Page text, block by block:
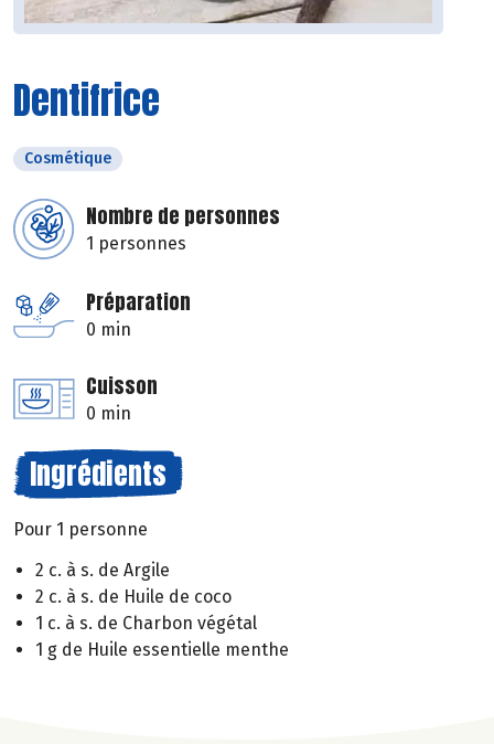
Dentifrice
Cosmétique
Nombre de personnes
1 personnes
Préparation
0 min
Cuisson
0 min
Ingrédients
Pour 1 personne
2 c. à s. de Argile
2 c. à s. de Huile de coco
1 c. à s. de Charbon végétal
1 g de Huile essentielle menthe